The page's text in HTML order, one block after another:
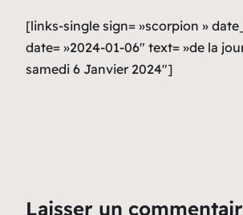
[links-single sign= »scorpion »
date= »2024-01-06″ text= »de la
samedi 6 Janvier 2024″]
Laisser un